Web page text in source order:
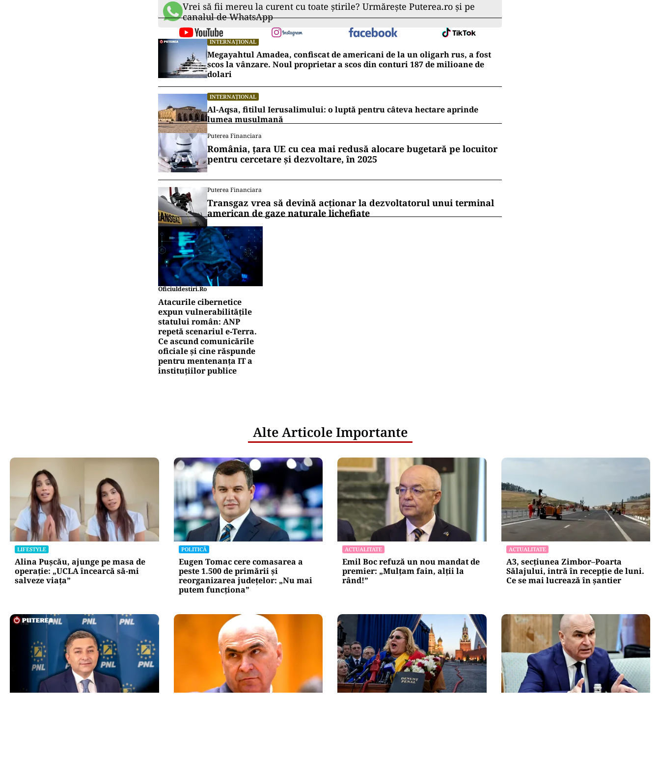
Vrei să fii mereu la curent cu toate știrile? Urmărește Puterea.ro și pe
canalul de WhatsApp
INTERNAȚIONAL
Megayahtul Amadea, confiscat de americani de la un oligarh rus, a fost
scos la vânzare. Noul proprietar a scos din conturi 187 de milioane de
dolari
INTERNAȚIONAL
Al-Aqsa, fitilul Ierusalimului: o luptă pentru câteva hectare aprinde
lumea musulmană
Puterea Financiara
România, țara UE cu cea mai redusă alocare bugetară pe locuitor
pentru cercetare și dezvoltare, în 2025
Puterea Financiara
Transgaz vrea să devină acționar la dezvoltatorul unui terminal
american de gaze naturale lichefiate
Oficiuldestiri.ro
Atacurile cibernetice
expun vulnerabilitățile
statului român: ANP
repetă scenariul e‑Terra.
Ce ascund comunicările
oficiale și cine răspunde
pentru mentenanța IT a
instituțiilor publice
Alte Articole Importante
LIFESTYLE
Alina Pușcău, ajunge pe masa de
operație: „UCLA încearcă să-mi
salveze viața”
POLITICĂ
Eugen Tomac cere comasarea a
peste 1.500 de primării și
reorganizarea județelor: „Nu mai
putem funcționa”
ACTUALITATE
Emil Boc refuză un nou mandat de
premier: „Mulțam fain, alții la
rând!”
ACTUALITATE
A3, secțiunea Zimbor–Poarta
Sălajului, intră în recepție de luni.
Ce se mai lucrează în șantier